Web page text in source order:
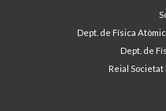
Dept. de Física
Dept. de
Reial Societat